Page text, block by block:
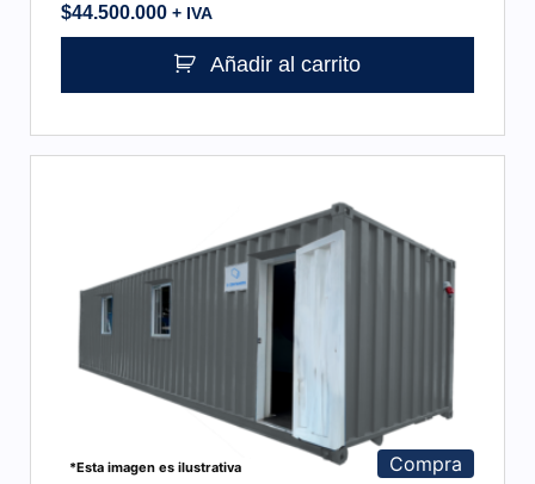
$44.500.000 + IVA
Añadir al carrito
*Esta imagen es ilustrativa Compra